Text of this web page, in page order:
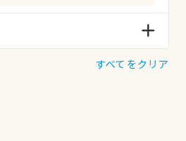
すべてをクリア